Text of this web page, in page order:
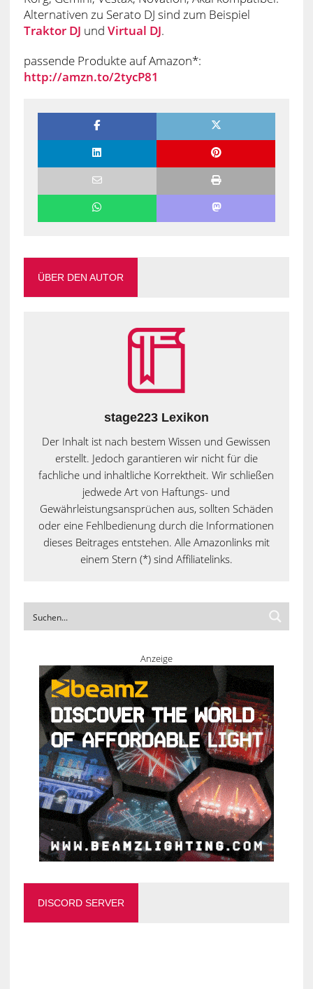
Alternativen zu Serato DJ sind zum Beispiel
Traktor DJ und Virtual DJ.
passende Produkte auf Amazon*:
http://amzn.to/2tycP81
ÜBER DEN AUTOR
stage223 Lexikon
Der Inhalt ist nach bestem Wissen und Gewissen
erstellt. Jedoch garantieren wir nicht für die
fachliche und inhaltliche Korrektheit. Wir schließen
jedwede Art von Haftungs- und
Gewährleistungsansprüchen aus, sollten Schäden
oder eine Fehlbedienung durch die Informationen
dieses Beitrages entstehen. Alle Amazonlinks mit
einem Stern (*) sind Affiliatelinks.
Anzeige
DISCORD SERVER